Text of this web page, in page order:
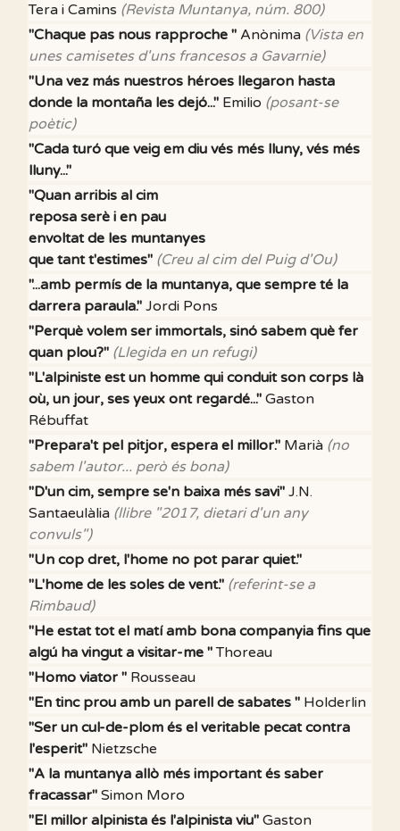
Tera i Camins (Revista Muntanya, núm. 800)
"Chaque pas nous rapproche " Anònima (Vista en
unes camisetes d'uns francesos a Gavarnie)
"Una vez más nuestros héroes llegaron hasta
donde la montaña les dejó..." Emilio (posant-se
poètic)
"Cada turó que veig em diu vés més lluny, vés més
lluny..."
"Quan arribis al cim
reposa serè i en pau
envoltat de les muntanyes
que tant t'estimes" (Creu al cim del Puig d'Ou)
"...amb permís de la muntanya, que sempre té la
darrera paraula." Jordi Pons
"Perquè volem ser immortals, sinó sabem què fer
quan plou?" (Llegida en un refugi)
"L'alpiniste est un homme qui conduit son corps là
où, un jour, ses yeux ont regardé..." Gaston
Rébuffat
"Prepara't pel pitjor, espera el millor." Marià (no
sabem l'autor... però és bona)
"D'un cim, sempre se'n baixa més savi" J.N.
Santaeulàlia (llibre "2017, dietari d'un any
convuls")
"Un cop dret, l'home no pot parar quiet."
"L'home de les soles de vent." (referint-se a
Rimbaud)
"He estat tot el matí amb bona companyia fins que
algú ha vingut a visitar-me "Thoreau
"Homo viator " Rousseau
"En tinc prou amb un parell de sabates " Holderlin
"Ser un cul-de-plom és el veritable pecat contra
l'esperit" Nietzsche
"A la muntanya allò més important és saber
fracassar" Simon Moro
"El millor alpinista és l'alpinista viu" Gaston